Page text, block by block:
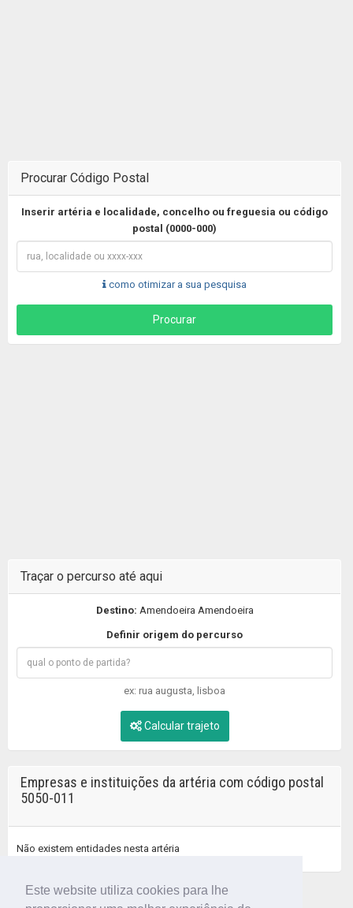
Este website utiliza cookies para lhe
Procurar Código Postal
Inserir artéria e localidade, concelho ou freguesia ou código
postal (0000-000)
como otimizar a sua pesquisa
Traçar o percurso até aqui
Destino: Amendoeira Amendoeira
Definir origem do percurso
ex: rua augusta, lisboa
Calcular trajeto
Empresas e instituições da artéria com código postal
5050-011
Não existem entidades nesta artéria